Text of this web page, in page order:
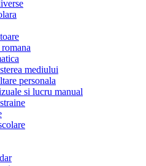
mediului
personala
si lucru manual